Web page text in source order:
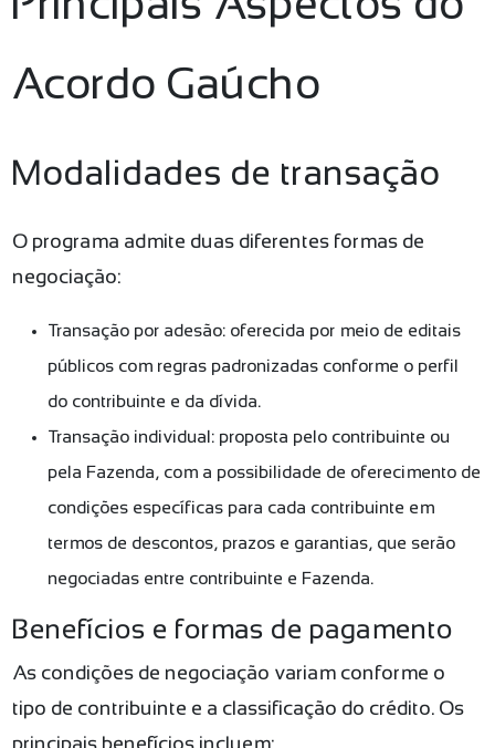
Acordo Gaúcho
Modalidades de transação
O programa admite duas diferentes formas de
negociação:
Transação por adesão: oferecida por meio de editais
públicos com regras padronizadas conforme o perfil
do contribuinte e da dívida.
Transação individual: proposta pelo contribuinte ou
pela Fazenda, com a possibilidade de oferecimento de
condições específicas para cada contribuinte em
termos de descontos, prazos e garantias, que serão
negociadas entre contribuinte e Fazenda.
Benefícios e formas de pagamento
As condições de negociação variam conforme o
tipo de contribuinte e a classificação do crédito. Os